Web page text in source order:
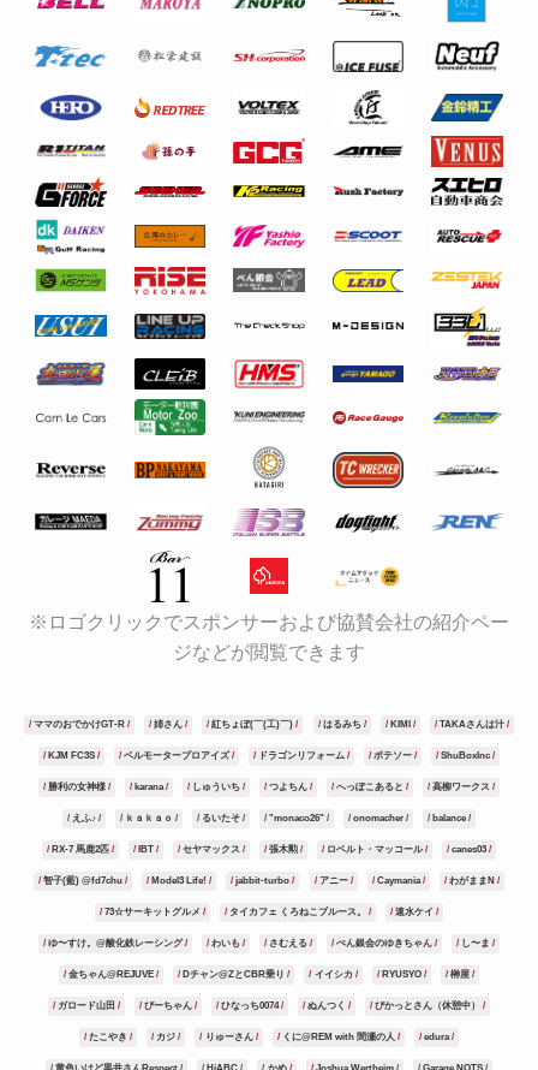
※ロゴクリックでスポンサーおよび協賛会社の紹介ペー
ジなどが閲覧できます
ママのおでかけGT-R 姉さん 紅ちょぼ(￣(工)￣) はるみち KIMI TAKAさんは汁
KJM FC3S ベルモータープロアイズ ドラゴンリフォーム ポテソー ShuBoxInc
勝利の女神様 karana しゅういち つよちん へっぽこあると 高柳ワークス
えふ♪ ｋａｋａｏ るいたそ "monaco26" onomacher balance
RX-7 馬鹿2匹 IBT セヤマックス 張木勲 ロベルト・マッコール canes03
智子(藍) @fd7chu Model3 Life! jabbit-turbo アニー Caymania わがままN
73☆サーキットグルメ タイカフェ くろねこブルース。 速水ケイ
ゆ〜すけ。@酸化鉄レーシング わいも さむえる ぺん銀会のゆきちゃん し〜ま
金ちゃん@REJUVE Dチャン@ZとCBR乗り イイシカ RYUSYO 榊屋
ガロード山田 ぴーちゃん ひなっち0074 ぬんつく ぴかっとさん（休憩中）
たこやき カジ りゅーさん くに@REM with 間瀬の人 edura